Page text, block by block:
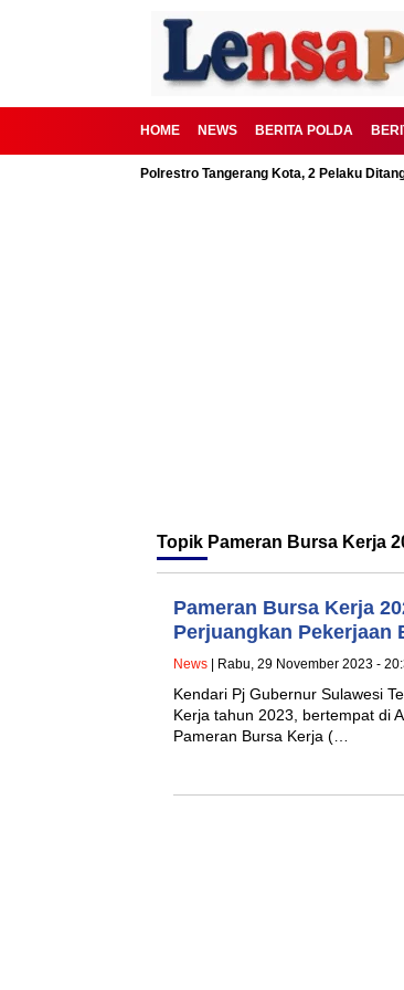
HOME NEWS BERITA POLDA
Digagalkan Polrestro Tangerang Kota, 2 Pelaku Ditangkap
Topik Pameran Bursa Kerja
Pameran Bursa Kerja
Perjuangkan Pekerjaan
News | Rabu, 29 November 2023 -
Kendari Pj Gubernur Sulawesi
Kerja tahun 2023, bertempat di
Pameran Bursa Kerja (…